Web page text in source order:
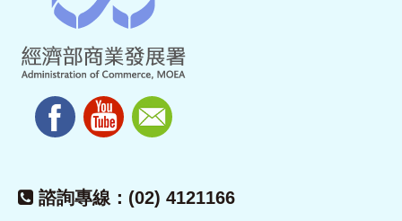
諮詢專線：(02) 4121166